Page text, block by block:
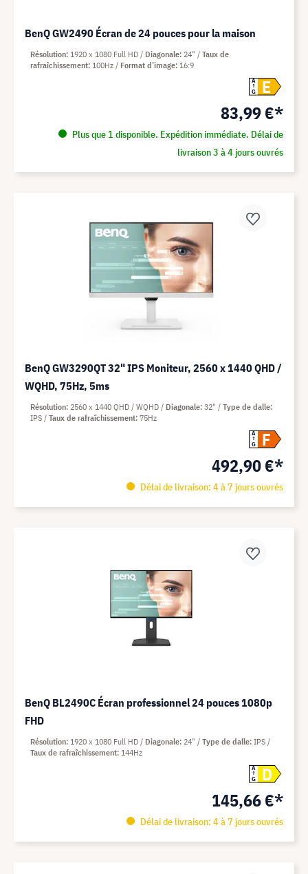
BenQ GW2490 Écran de 24 pouces pour la maison
A
G
E
83,99 €*
Plus que 1 disponible. Expédition immédiate. Délai de
livraison 3 à 4 jours ouvrés
Résolution 1920 x 1080 Full HD Diagonale 24"
Taux de
rafraîchissement 100Hz Format d’image 16:9
BenQ GW3290QT 32" IPS Moniteur, 2560 x 1440 QHD /
WQHD, 75Hz, 5ms
A
G
F
492,90 €*
Délai de livraison: 4 à 7 jours ouvrés
Résolution 2560 x 1440 QHD / WQHD Diagonale 32"
Type de dalle
IPS
Taux de rafraîchissement 75Hz
BenQ BL2490C Écran professionnel 24 pouces 1080p
FHD
A
G
D
145,66 €*
Délai de livraison: 4 à 7 jours ouvrés
Résolution 1920 x 1080 Full HD Diagonale 24" Type de dalle IPS
Taux de rafraîchissement 144Hz